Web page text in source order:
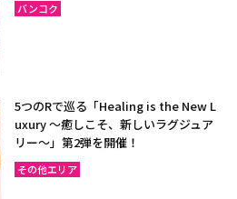
バンコク
5つのRで巡る「Healing is the New L
uxury ～癒しこそ、新しいラグジュア
リー〜」第2弾を開催！
その他エリア